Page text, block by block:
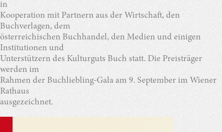
in
Kooperation mit Partnern aus der Wirtschaft, den
Buchverlagen, dem
österreichischen Buchhandel, den Medien und einigen
Institutionen und
Unterstützern des Kulturguts Buch statt. Die Preisträger
werden im
Rahmen der Buchliebling-Gala am 9. September im Wiener
Rathaus
ausgezeichnet.